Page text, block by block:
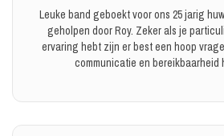
Leuke band geboekt voor ons 25 jarig
geholpen door Roy. Zeker als je
ervaring hebt zijn er best een hoop
communicatie en bereikbaarheid